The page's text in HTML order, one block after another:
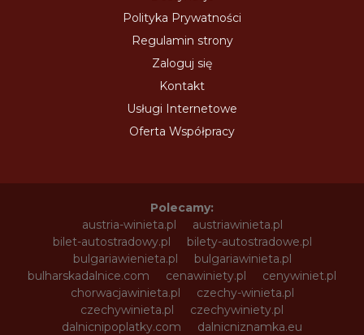
Polityka Prywatności
Regulamin strony
Zaloguj się
Kontakt
Usługi Internetowe
Oferta Współpracy
Polecamy:
austria-winieta.pl
austriawinieta.pl
bilet-autostradowy.pl
bilety-autostradowe.pl
bulgariawienieta.pl
bulgariawinieta.pl
bulharskadalnice.com
cenawiniety.pl
cenywiniet.pl
chorwacjawinieta.pl
czechy-winieta.pl
czechywinieta.pl
czechywiniety.pl
dalnicnipoplatky.com
dalnicniznamka.eu